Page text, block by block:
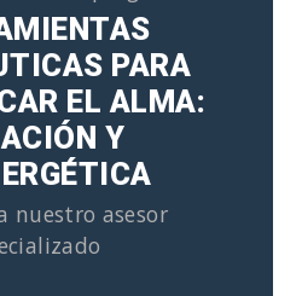
PARA
EL ALMA:
Y
nuestro asesor